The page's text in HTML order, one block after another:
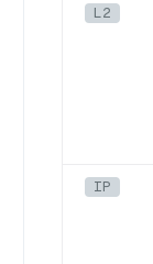
L2
IP